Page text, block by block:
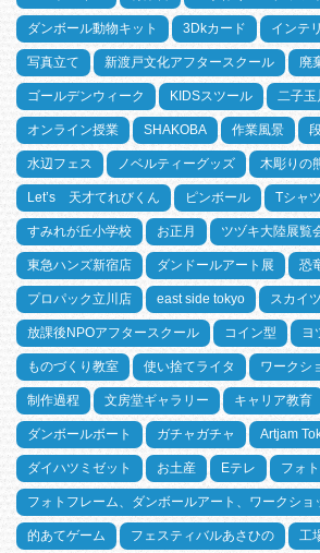
ダンボール動物キット 3Dkカード インテ
写真立て 新渡戸文化アフタースクール 廃
ゴールデンウィーク KIDSスツール 二子玉
オンライン授業 SHAKOBA 作業風景
水辺フェス ノベルティーグッズ 木彫りの
Let’s 天才てれびくん ピンボール Tシャツ
すみれが丘小学校 お正月 ツヅキ大陸展覧
東急ハンズ新宿店 ダンドールアート展 恐
プロパック立川店 east side tokyo スカイ
放課後NPOアフタースクール コイン型 ヨ
ものづくり教室 使い捨てライタ ワークシ
制作過程 文房堂ギャラリー キャリア教育
ダンボールボート ガチャガチャ Artjam
ダイハツミゼット お土産 Eテレ フォ
フォトフレーム、ダンボールアート、ワークショ
的あてゲーム フェスティバルあさひの 工